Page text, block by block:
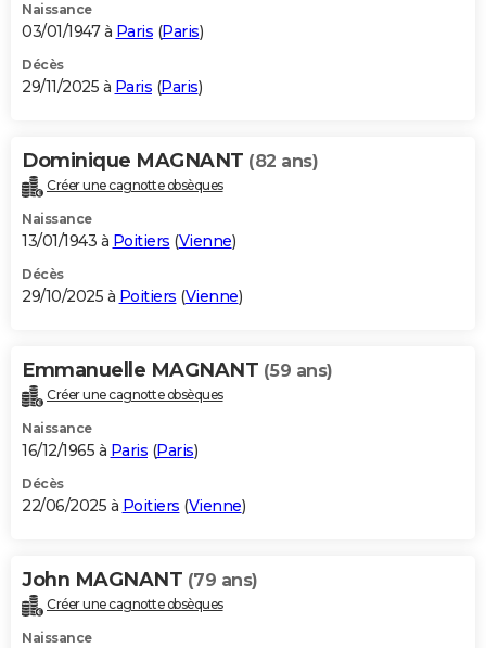
Naissance
03/01/1947 à Paris (Paris)
Décès
29/11/2025 à Paris (Paris)
Dominique MAGNANT (82 ans)
Créer une cagnotte obsèques
Naissance
13/01/1943 à Poitiers (Vienne)
Décès
29/10/2025 à Poitiers (Vienne)
Emmanuelle MAGNANT (59 ans)
Créer une cagnotte obsèques
Naissance
16/12/1965 à Paris (Paris)
Décès
22/06/2025 à Poitiers (Vienne)
John MAGNANT (79 ans)
Créer une cagnotte obsèques
Naissance